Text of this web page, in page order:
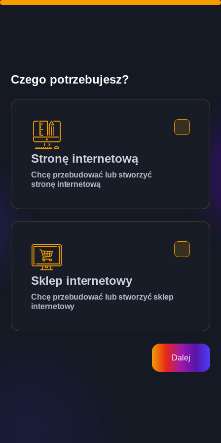
Czego potrzebujesz?
Stronę internetową
Chcę przebudować lub stworzyć
stronę internetową
Sklep internetowy
Chcę przebudować lub stworzyć sklep
internetowy
Dalej